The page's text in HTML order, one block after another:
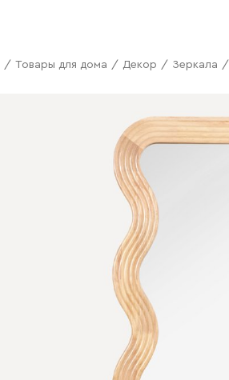
/ Товары для дома / Декор / Зеркала /